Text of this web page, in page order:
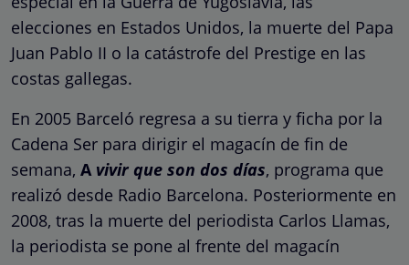
elecciones en Estados Unidos, la muerte del Papa
Juan Pablo II o la catástrofe del Prestige en las
costas gallegas.
En 2005 Barceló regresa a su tierra y ficha por la
Cadena Ser para dirigir el magacín de fin de
semana, A vivir que son dos días, programa que
realizó desde Radio Barcelona. Posteriormente en
2008, tras la muerte del periodista Carlos Llamas,
la periodista se pone al frente del magacín